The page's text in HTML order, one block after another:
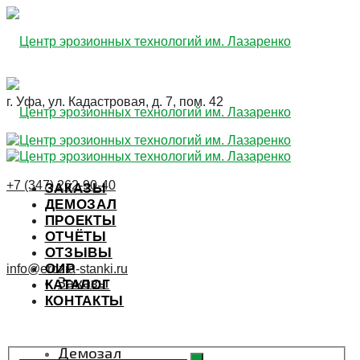
Заказы
Демозал
г. Уфа, ул. Кадастровая, д. 7, пом. 42
+7 (347) 262-90-40
info@erozia-stanki.ru
ЗАКАЗЫ
ДЕМОЗАЛ
ПРОЕКТЫ
ОТЧЁТЫ
ОТЗЫВЫ
ОИР
КАТАЛОГ
КОНТАКТЫ